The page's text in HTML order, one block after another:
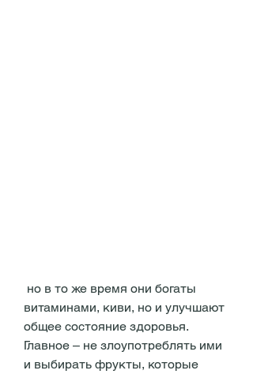
витаминами, киви, но и улучшают
общее состояние здоровья.
Главное – не злоупотреблять ими
и выбирать фрукты, которые